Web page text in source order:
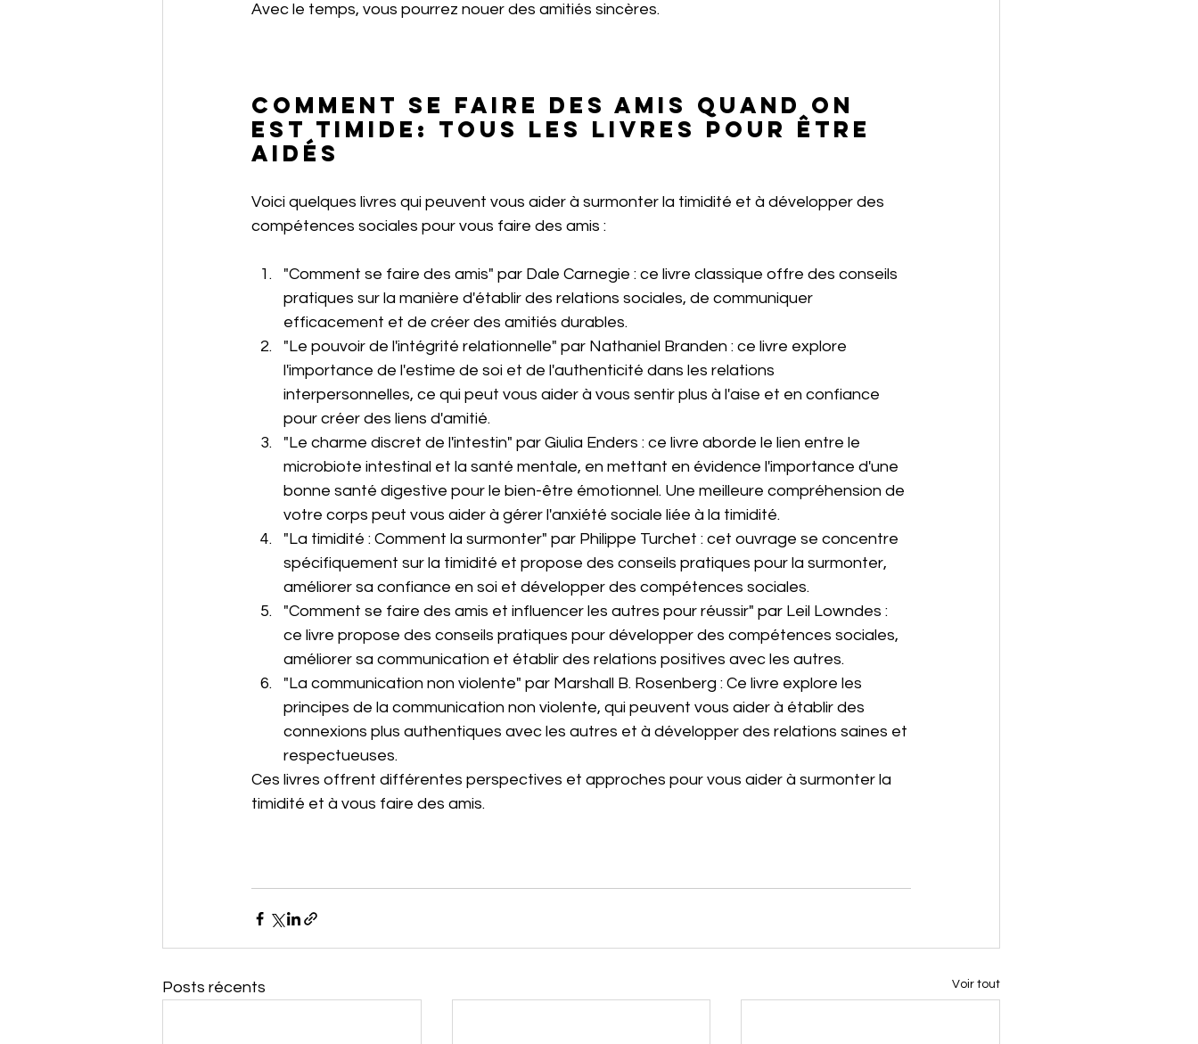
Avec le temps, vous pourrez nouer des amitiés sincères.
Comment se faire des amis quand on
est timide: tous les livres pour être
aidés
Voici quelques livres qui peuvent vous aider à surmonter la timidité et à développer des
compétences sociales pour vous faire des amis :
"Comment se faire des amis" par Dale Carnegie : ce livre classique offre des conseils
pratiques sur la manière d'établir des relations sociales, de communiquer
efficacement et de créer des amitiés durables.
"Le pouvoir de l'intégrité relationnelle" par Nathaniel Branden : ce livre explore
l'importance de l'estime de soi et de l'authenticité dans les relations
interpersonnelles, ce qui peut vous aider à vous sentir plus à l'aise et en confiance
pour créer des liens d'amitié.
"Le charme discret de l'intestin" par Giulia Enders : ce livre aborde le lien entre le
microbiote intestinal et la santé mentale, en mettant en évidence l'importance d'une
bonne santé digestive pour le bien-être émotionnel. Une meilleure compréhension de
votre corps peut vous aider à gérer l'anxiété sociale liée à la timidité.
"La timidité : Comment la surmonter" par Philippe Turchet : cet ouvrage se concentre
spécifiquement sur la timidité et propose des conseils pratiques pour la surmonter,
améliorer sa confiance en soi et développer des compétences sociales.
"Comment se faire des amis et influencer les autres pour réussir" par Leil Lowndes :
ce livre propose des conseils pratiques pour développer des compétences sociales,
améliorer sa communication et établir des relations positives avec les autres.
"La communication non violente" par Marshall B. Rosenberg : Ce livre explore les
principes de la communication non violente, qui peuvent vous aider à établir des
connexions plus authentiques avec les autres et à développer des relations saines et
respectueuses.
Ces livres offrent différentes perspectives et approches pour vous aider à surmonter la
timidité et à vous faire des amis.
Posts récents Voir tout